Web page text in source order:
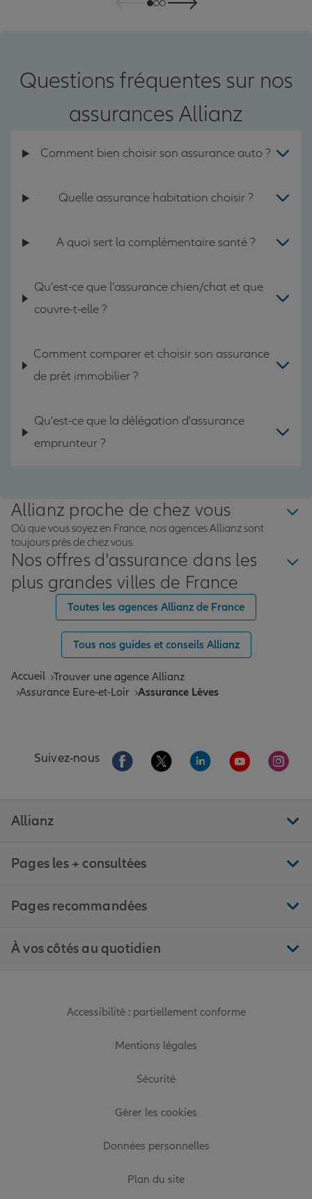
Questions fréquentes sur nos
assurances Allianz
Comment bien choisir son assurance auto ?
Quelle assurance habitation choisir ?
A quoi sert la complémentaire santé ?
Qu'est-ce que l'assurance chien/chat et que
couvre-t-elle ?
Comment comparer et choisir son assurance
de prêt immobilier ?
Qu'est-ce que la délégation d'assurance
emprunteur ?
Allianz proche de chez vous
Où que vous soyez en France, nos agences Allianz sont
toujours près de chez vous.
Nos offres d'assurance dans les
plus grandes villes de France
Toutes les agences Allianz de France
Tous nos guides et conseils Allianz
Accueil Trouver une agence Allianz
Assurance Eure-et-Loir
Assurance Lèves
Suivez-nous Aller sur la page Facebook de Allianz
Aller sur la page Twitter de
Aller sur la page
Aller sur la
Aller
Allianz
Pages les + consultées
Pages recommandées
À vos côtés au quotidien
Accessibilité : partiellement conforme
Mentions légales
Sécurité
Gérer les cookies
Données personnelles
Plan du site